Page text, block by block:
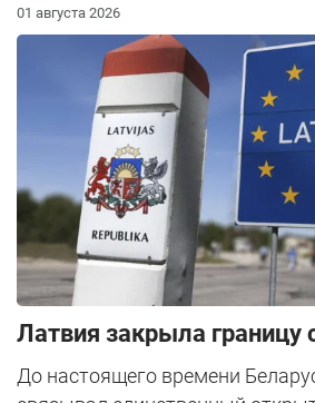
01 августа 2026
Латвия закрыла границу
До настоящего времени